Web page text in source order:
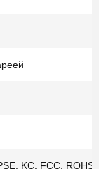
KC, FCC,